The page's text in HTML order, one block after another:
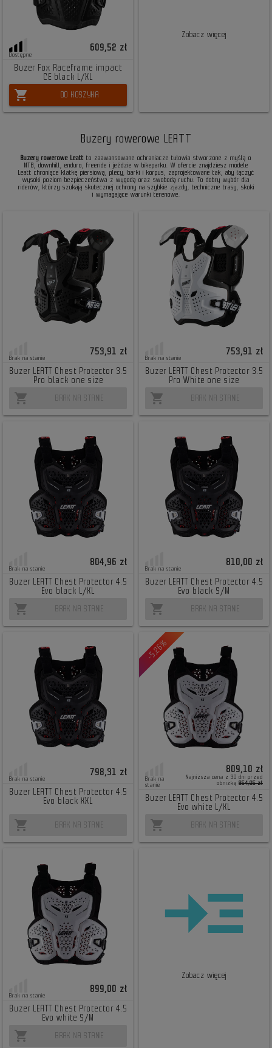
Dostępne
609,52 zł
Buzer Fox Raceframe impact
CE black L/XL
shopping_cart DO KOSZYKA
Zobacz więcej
Buzery rowerowe LEATT
Buzery rowerowe Leatt to zaawansowane ochraniacze tułowia stworzone z myślą o
MTB, downhill, enduro, freeride i jeździe w bikeparku. W ofercie znajdziesz modele
Leatt chroniące klatkę piersiową, plecy, barki i korpus, zaprojektowane tak, aby łączyć
wysoki poziom bezpieczeństwa z wygodą oraz swobodą ruchu. To dobry wybór dla
riderów, którzy szukają skutecznej ochrony na szybkie zjazdy, techniczne trasy, skoki
i wymagające warunki terenowe.
Brak na stanie
753,91 zł
Buzer LEATT Chest Protector 3.5
Pro black one size
shopping_cart BRAK NA STANIE
Brak na stanie
753,91 zł
Buzer LEATT Chest Protector 3.5
Pro White one size
shopping_cart BRAK NA STANIE
Brak na stanie
804,96 zł
Buzer LEATT Chest Protector 4.5
Evo black L/XL
shopping_cart BRAK NA STANIE
Brak na stanie
810,00 zł
Buzer LEATT Chest Protector 4.5
Evo black S/M
shopping_cart BRAK NA STANIE
Brak na stanie
798,31 zł
Buzer LEATT Chest Protector 4.5
Evo black XXL
shopping_cart BRAK NA STANIE
-5,26%
Brak na
stanie
Najniższa cena z 30 dni przed
obniżką 854,05 zł
809,10 zł
Buzer LEATT Chest Protector 4.5
Evo white L/XL
shopping_cart BRAK NA STANIE
Brak na stanie
899,00 zł
Buzer LEATT Chest Protector 4.5
Evo white S/M
shopping_cart BRAK NA STANIE
Zobacz więcej